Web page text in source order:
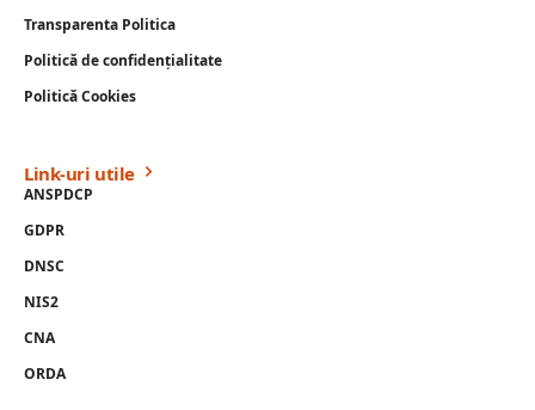
Transparenta Politica
Politică de confidențialitate
Politică Cookies
Link-uri utile
ANSPDCP
GDPR
DNSC
NIS2
CNA
ORDA